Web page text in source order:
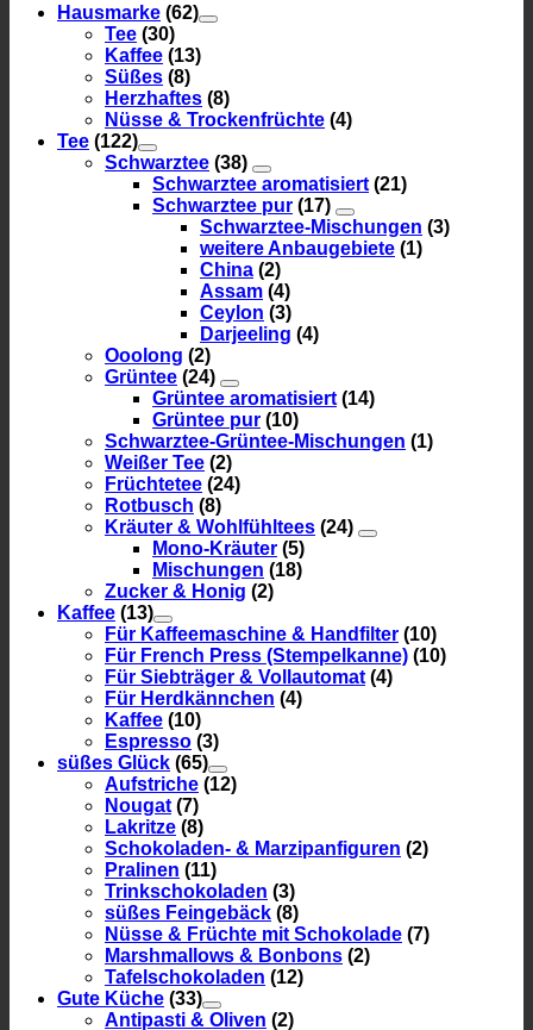
Hausmarke (62)
Tee (30)
Kaffee (13)
Süßes (8)
Herzhaftes (8)
Nüsse & Trockenfrüchte (4)
Tee (122)
Schwarztee (38)
Schwarztee aromatisiert (21)
Schwarztee pur (17)
Schwarztee-Mischungen (3)
weitere Anbaugebiete (1)
China (2)
Assam (4)
Ceylon (3)
Darjeeling (4)
Ooolong (2)
Grüntee (24)
Grüntee aromatisiert (14)
Grüntee pur (10)
Schwarztee-Grüntee-Mischungen (1)
Weißer Tee (2)
Früchtetee (24)
Rotbusch (8)
Kräuter & Wohlfühltees (24)
Mono-Kräuter (5)
Mischungen (18)
Zucker & Honig (2)
Kaffee (13)
Für Kaffeemaschine & Handfilter (10)
Für French Press (Stempelkanne) (10)
Für Siebträger & Vollautomat (4)
Für Herdkännchen (4)
Kaffee (10)
Espresso (3)
süßes Glück (65)
Aufstriche (12)
Nougat (7)
Lakritze (8)
Schokoladen- & Marzipanfiguren (2)
Pralinen (11)
Trinkschokoladen (3)
süßes Feingebäck (8)
Nüsse & Früchte mit Schokolade (7)
Marshmallows & Bonbons (2)
Tafelschokoladen (12)
Gute Küche (33)
Antipasti & Oliven (2)